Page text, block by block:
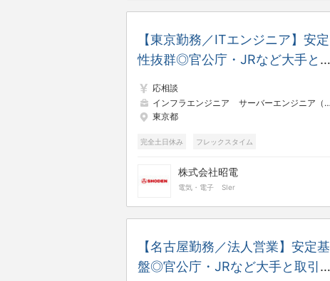
【東京勤務／ITエンジニア】安定
性抜群◎官公庁・JRなど大手と
日125日／土日祝休み／残業少な
め
応相談
インフラエンジニア
サーバーエンジニア（構築・運用）
東京都
完全土日休み フレックスタイム
株式会社昭電
電気・電子 SIer
【名古屋勤務／法人営業】安定基
盤◎官公庁・JRなど大手と取引